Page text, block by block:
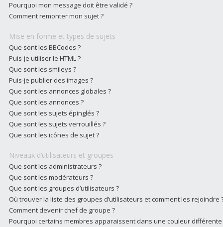
Pourquoi mon message doit être validé ?
Comment remonter mon sujet ?
Mise en forme et types de sujets
Que sont les BBCodes ?
Puis-je utiliser le HTML ?
Que sont les smileys ?
Puis-je publier des images ?
Que sont les annonces globales ?
Que sont les annonces ?
Que sont les sujets épinglés ?
Que sont les sujets verrouillés ?
Que sont les icônes de sujet ?
Niveaux d’utilisateurs et groupes
Que sont les administrateurs ?
Que sont les modérateurs ?
Que sont les groupes d’utilisateurs ?
Où trouver la liste des groupes d’utilisateurs et comment les rejoindre
Comment devenir chef de groupe ?
Pourquoi certains membres apparaissent dans une couleur différente